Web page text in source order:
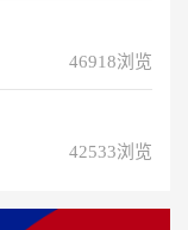
46918浏览
42533浏览